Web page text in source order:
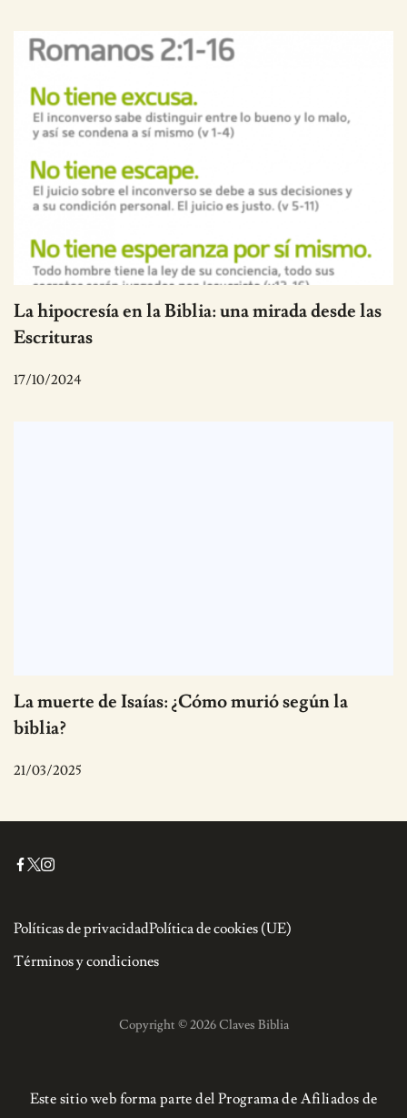
La hipocresía en la Biblia: una mirada desde las
Escrituras
17/10/2024
La muerte de Isaías: ¿Cómo murió según la
biblia?
21/03/2025
Políticas de privacidadPolítica de cookies (UE)
Términos y condiciones
Copyright © 2026 Claves Biblia
Este sitio web forma parte del Programa de Afiliados de